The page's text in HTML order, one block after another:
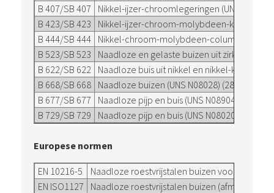
B 407/SB 407
Nikkel-ijzer-chroomlegeringen (UNS
B 423/SB 423
Nikkel-ijzer-chroom-molybdeen-
B 444/SB 444 Nikkel-chroom-molybdeen-
B 523/SB 523
Naadloze en gelaste buizen uit
B 622/SB 622 Naadloze buis uit nikkel en nikkel-
B 668/SB 668 Naadloze buizen (UNS N08028) (28)
B 677/SB 677
Naadloze pijp en buis (UNS N08904) (904L)
B 729/SB 729
Naadloze pijp en buis (UNS N08020) (20)
Europese normen
EN 10216-5
Naadloze roestvrijstalen buizen voor
EN ISO1127
Naadloze roestvrijstalen buizen (afmetingen